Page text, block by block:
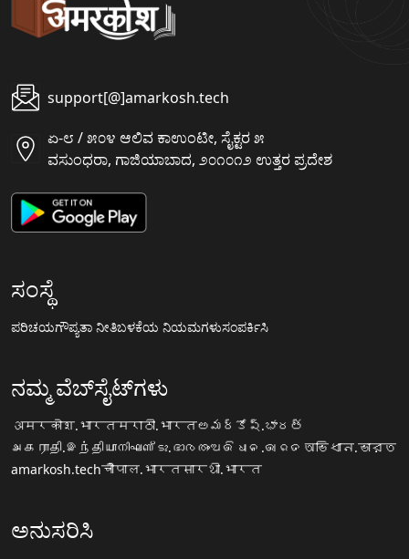
support[@]amarkosh.tech
ಏ-೮ / ೫೦೪ ಆಲಿವ ಕಾಉಂಟೀ, ಸೈಕ್ಟರ ೫
ವಸುಂಧರಾ, ಗಾಜಿಯಾಬಾದ, ೨೦೧೦೧೨ ಉತ್ತರ ಪ್ರದೇಶ
ಸಂಸ್ಥೆ
ಪರಿಚಯಗೌಪ್ಯತಾ ನೀತಿಬಳಕೆಯ ನಿಯಮಗಳುಸಂಪರ್ಕಿಸಿ
ನಮ್ಮ ವೆಬ್‌ಸೈಟ್‌ಗಳು
अमरकोश.भारतमराठी.भारतఅమర్కోష్.భారత్
அகராதி.இந்தியாനിഘണ്ടു.ഭാരതംଅଭିଧାନ.ଭାରତ অভিধান.ভারত
amarkosh.techचौपाल.भारतसारथी.भारत
ಅನುಸರಿಸಿ